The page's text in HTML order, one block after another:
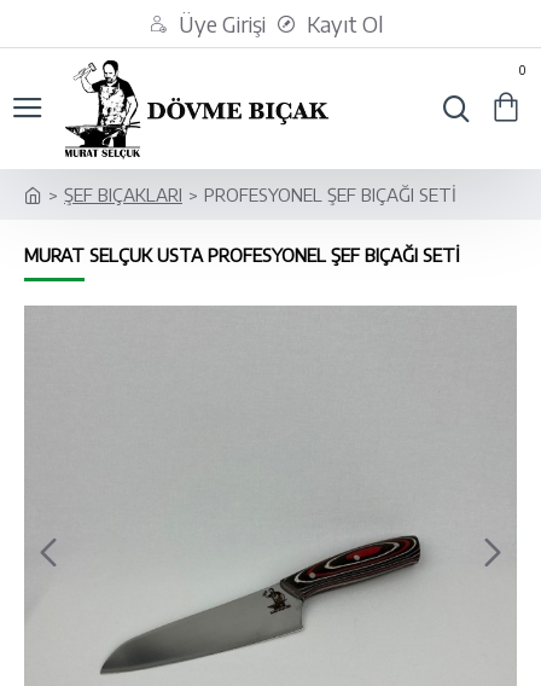
Üye Girişi Kayıt Ol
0
ŞEF BIÇAKLARI PROFESYONEL ŞEF BIÇAĞI SETİ
MURAT SELÇUK USTA PROFESYONEL ŞEF BIÇAĞI SETİ